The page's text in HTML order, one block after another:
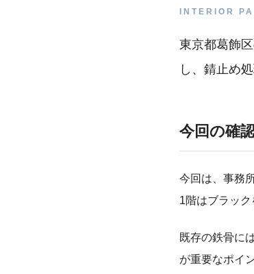
INTERIOR
東京都葛飾
し、錆止め
今回の確
今回は、事務
1階はブラッ
既存の鉄骨に
が重要なポイ